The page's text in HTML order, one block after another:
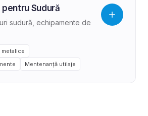
Sudură
sudură, echipamente de
Mentenanță utilaje